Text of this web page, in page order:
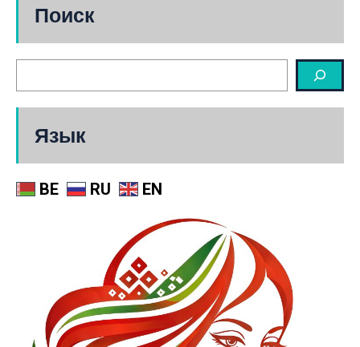
Поиск
Язык
BE RU EN